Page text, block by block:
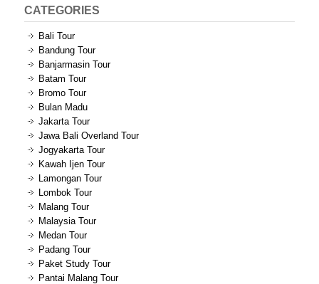
CATEGORIES
Bali Tour
Bandung Tour
Banjarmasin Tour
Batam Tour
Bromo Tour
Bulan Madu
Jakarta Tour
Jawa Bali Overland Tour
Jogyakarta Tour
Kawah Ijen Tour
Lamongan Tour
Lombok Tour
Malang Tour
Malaysia Tour
Medan Tour
Padang Tour
Paket Study Tour
Pantai Malang Tour